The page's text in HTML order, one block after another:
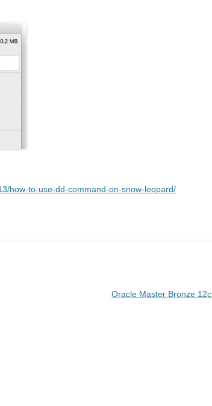
how-to-use-dd-command-on-snow-leopard/
Oracle Master Bronze 12c